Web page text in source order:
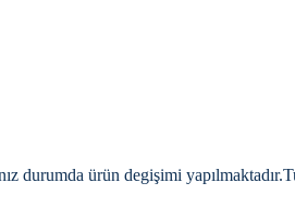
durumda ürün degişimi